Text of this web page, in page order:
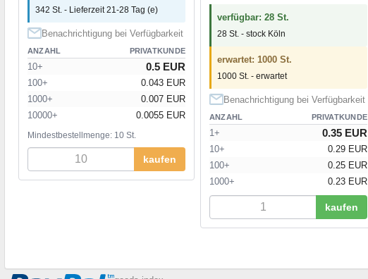
342 St. - Lieferzeit 21-28 Tag (e)
Benachrichtigung bei Verfügbarkeit
ANZAHL PRIVATKUNDE
10+ 0.5 EUR
100+
0.043 EUR
1000+
0.007 EUR
10000+
0.0055 EUR
Mindestbestellmenge: 10 St.
kaufen
verfügbar: 28 St.
28 St. - stock Köln
erwartet: 1000 St.
1000 St. - erwartet
Benachrichtigung bei Verfügbarkeit
ANZAHL PRIVATKUNDE
1+ 0.35 EUR
10+
0.29 EUR
100+
0.25 EUR
1000+
0.23 EUR
kaufen